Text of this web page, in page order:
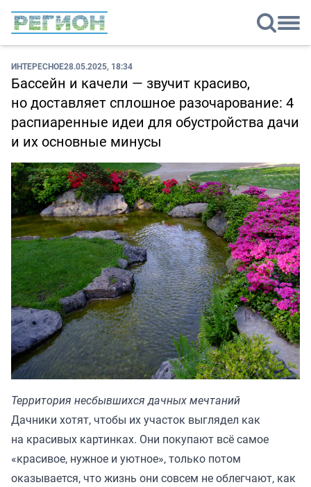
ИНТЕРЕСНОЕ28.05.2025, 18:34
Бассейн и качели — звучит красиво,
но доставляет сплошное разочарование: 4
распиаренные идеи для обустройства дачи
и их основные минусы
Территория несбывшихся дачных мечтаний
Дачники хотят, чтобы их участок выглядел как
на красивых картинках. Они покупают всё самое
«красивое, нужное и уютное», только потом
оказывается, что жизнь они совсем не облегчают, как